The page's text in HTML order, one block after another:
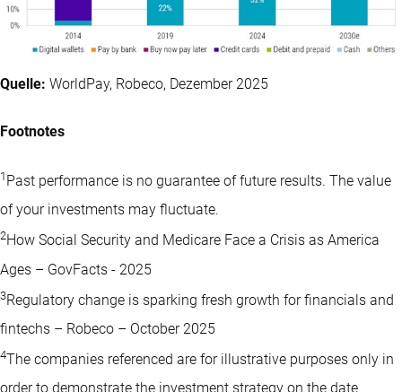
Quelle: WorldPay, Robeco, Dezember 2025
Footnotes
1 Past performance is no guarantee of future results. The value
of your investments may fluctuate.
2How Social Security and Medicare Face a Crisis as America
Ages – GovFacts - 2025
3Regulatory change is sparking fresh growth for financials and
fintechs – Robeco – October 2025
4The companies referenced are for illustrative purposes only in
order to demonstrate the investment strategy on the date